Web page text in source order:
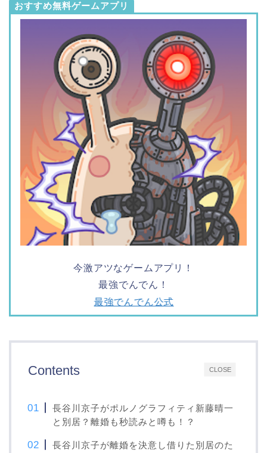
おすすめ無料ゲームアプリ
今激アツなゲームアプリ！
最強でんでん！
最強でんでん公式
CLOSE
Contents
長谷川京子がポルノグラフィティ新藤晴一
と別居？離婚も秒読みと噂も！？
長谷川京子が離婚を決意し借りた別居のた